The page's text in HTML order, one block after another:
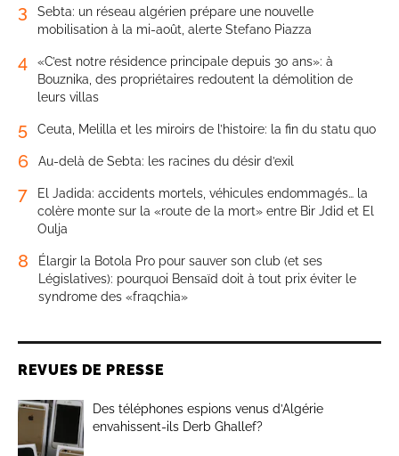
3
Sebta: un réseau algérien prépare une nouvelle
mobilisation à la mi-août, alerte Stefano Piazza
4
«C’est notre résidence principale depuis 30 ans»: à
Bouznika, des propriétaires redoutent la démolition de
leurs villas
5 Ceuta, Melilla et les miroirs de l’histoire: la fin du statu quo
6 Au-delà de Sebta: les racines du désir d’exil
7
El Jadida: accidents mortels, véhicules endommagés… la
colère monte sur la «route de la mort» entre Bir Jdid et El
Oulja
8
Élargir la Botola Pro pour sauver son club (et ses
Législatives): pourquoi Bensaïd doit à tout prix éviter le
syndrome des «fraqchia»
REVUES DE PRESSE
Des téléphones espions venus d’Algérie
envahissent-ils Derb Ghallef?